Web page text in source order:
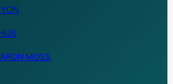
MOSS